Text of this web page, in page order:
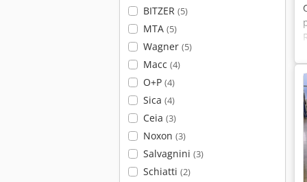
BITZER (5)
MTA (5)
Wagner (5)
Macc (4)
O+P (4)
Sica (4)
Ceia (3)
Noxon (3)
Salvagnini (3)
Schiatti (2)